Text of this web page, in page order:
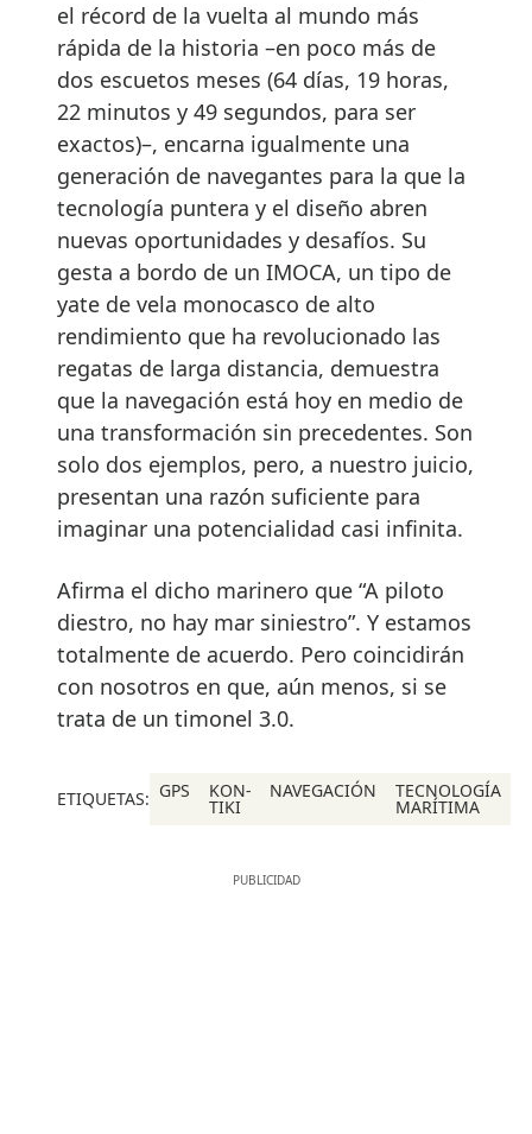
el récord de la vuelta al mundo más
rápida de la historia –en poco más de
dos escuetos meses (64 días, 19 horas,
22 minutos y 49 segundos, para ser
exactos)–, encarna igualmente una
generación de navegantes para la que la
tecnología puntera y el diseño abren
nuevas oportunidades y desafíos. Su
gesta a bordo de un IMOCA, un tipo de
yate de vela monocasco de alto
rendimiento que ha revolucionado las
regatas de larga distancia, demuestra
que la navegación está hoy en medio de
una transformación sin precedentes. Son
solo dos ejemplos, pero, a nuestro juicio,
presentan una razón suficiente para
imaginar una potencialidad casi infinita.
Afirma el dicho marinero que “A piloto
diestro, no hay mar siniestro”. Y estamos
totalmente de acuerdo. Pero coincidirán
con nosotros en que, aún menos, si se
trata de un timonel 3.0.
ETIQUETAS: GPS KON-
TIKI
NAVEGACIÓN TECNOLOGÍA
MARÍTIMA